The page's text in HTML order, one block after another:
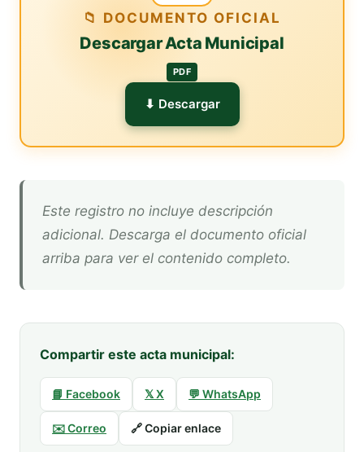
📁 DOCUMENTO OFICIAL
Descargar Acta Municipal
PDF
⬇ Descargar
Este registro no incluye descripción
adicional. Descarga el documento oficial
arriba para ver el contenido completo.
Compartir este acta municipal:
📘 Facebook 𝕏 X 💬 WhatsApp
✉️ Correo 🔗 Copiar enlace